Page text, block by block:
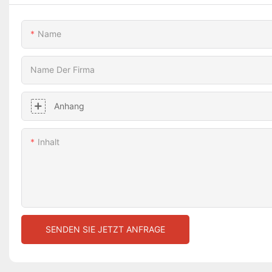
Name
Name Der Firma
Anhang
Inhalt
SENDEN SIE JETZT ANFRAGE